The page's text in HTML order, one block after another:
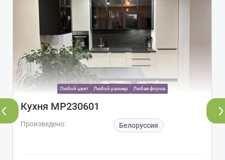
Любой цвет Любой размер Любая форма
Кухня МР230601
Произведено: Белоруссия